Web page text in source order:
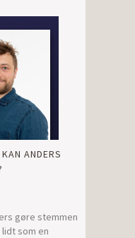
ANDERS
gøre stemmen
som en